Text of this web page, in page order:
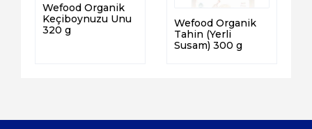
Wefood Organik
Keçiboynuzu Unu
320 g
Wefood Organik
Tahin (Yerli
Susam) 300 g